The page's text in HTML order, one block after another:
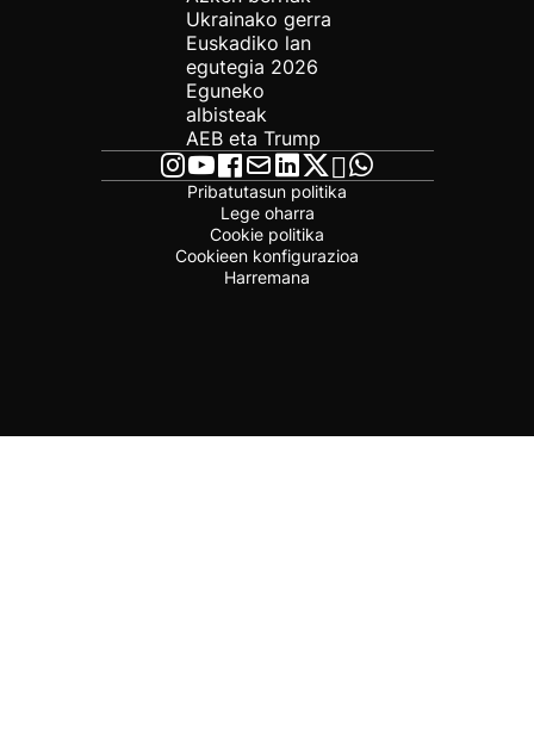
Ukrainako gerra
Euskadiko lan
egutegia 2026
Eguneko
albisteak
AEB eta Trump
Pribatutasun politika
Lege oharra
Cookie politika
Cookieen konfigurazioa
Harremana